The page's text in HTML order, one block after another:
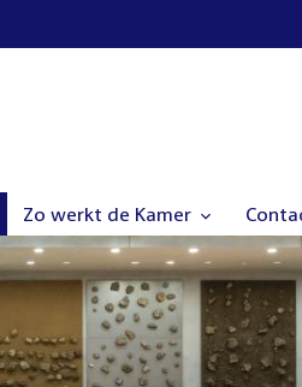
Zo werkt de Kamer